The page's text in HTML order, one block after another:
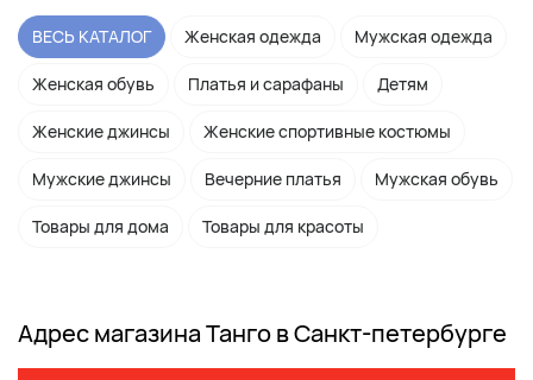
ВЕСЬ КАТАЛОГ Женская одежда Мужская одежда
Женская обувь Платья и сарафаны Детям
Женские джинсы Женские спортивные костюмы
Мужские джинсы Вечерние платья Мужская обувь
Товары для дома Товары для красоты
Адрес магазина Танго в Санкт-петербурге